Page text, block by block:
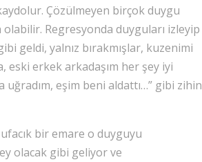
Çözülmeyen birçok duygu
olabilir. Regresyonda duyguları izleyip
geldi, yalnız bırakmışlar, kuzenimi
eski erkek arkadaşım her şey iyi
uğradım, eşim beni aldattı…” gibi zihin
bir emare o duyguyu
olacak gibi geliyor ve